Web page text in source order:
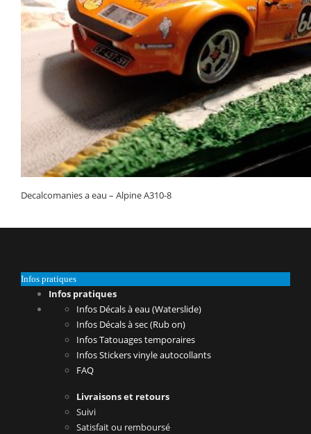
Decalcomanies a eau – Alpine A310-8
Infos pratiques
Infos pratiques
Infos Décals à eau (Waterslide)
Infos Décals à sec (Rub on)
Infos Tatouages temporaires
Infos Stickers vinyle autocollants
FAQ
Livraisons et retours
Suivi
Satisfait ou remboursé